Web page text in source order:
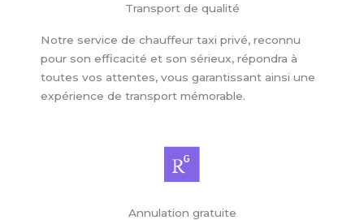
Transport de qualité
Notre service de chauffeur taxi privé, reconnu
pour son efficacité et son sérieux, répondra à
toutes vos attentes, vous garantissant ainsi une
expérience de transport mémorable.
Annulation gratuite